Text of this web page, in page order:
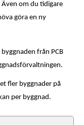
Även om du tidigare
göra en ny
från PCB
fler byggnader på
per byggnad.